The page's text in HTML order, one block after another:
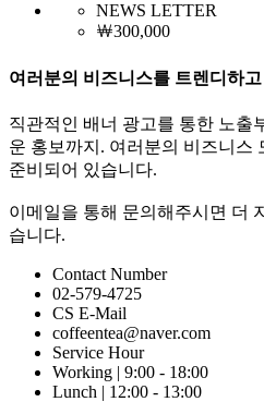
NEWS LETTER
￦300,000
여러분의 비즈니스를 트렌디하
직관적인 배너 광고를 통한 노출
운 홍보까지. 여러분의 비즈니스
준비되어 있습니다.
이메일을 통해 문의해주시면 더
습니다.
Contact Number
02-579-4725
CS E-Mail
coffeentea@naver.com
Service Hour
Working | 9:00 - 18:00
Lunch | 12:00 - 13:00